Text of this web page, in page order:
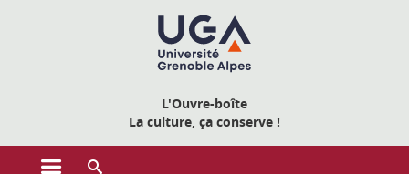
L'Ouvre-boîte
La culture, ça conserve !
Ouvrir le menu principal